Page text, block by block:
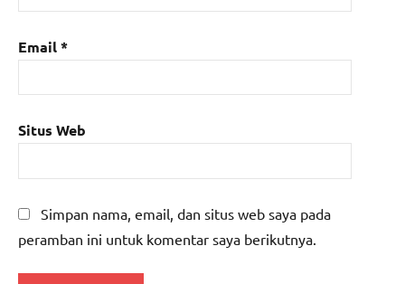
Email*
Situs Web
Simpan nama, email, dan situs web saya pada
peramban ini untuk komentar saya berikutnya.